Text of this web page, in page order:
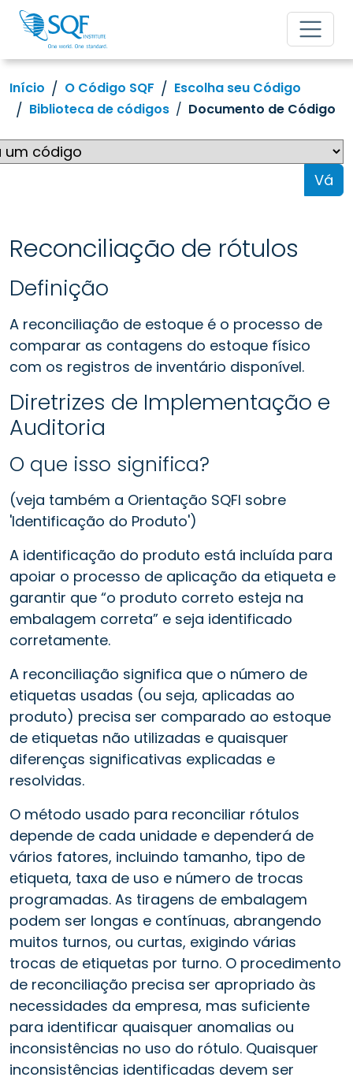
Início O Código SQF
Escolha seu Código
Biblioteca de códigos
Documento de Código
Vá
Reconciliação de rótulos
Definição
A reconciliação de estoque é o processo de
comparar as contagens do estoque físico
com os registros de inventário disponível.
Diretrizes de Implementação e
Auditoria
O que isso significa?
(veja também a Orientação SQFI sobre
'Identificação do Produto')
A identificação do produto está incluída para
apoiar o processo de aplicação da etiqueta e
garantir que “o produto correto esteja na
embalagem correta” e seja identificado
corretamente.
A reconciliação significa que o número de
etiquetas usadas (ou seja, aplicadas ao
produto) precisa ser comparado ao estoque
de etiquetas não utilizadas e quaisquer
diferenças significativas explicadas e
resolvidas.
O método usado para reconciliar rótulos
depende de cada unidade e dependerá de
vários fatores, incluindo tamanho, tipo de
etiqueta, taxa de uso e número de trocas
programadas. As tiragens de embalagem
podem ser longas e contínuas, abrangendo
muitos turnos, ou curtas, exigindo várias
trocas de etiquetas por turno. O procedimento
de reconciliação precisa ser apropriado às
necessidades da empresa, mas suficiente
para identificar quaisquer anomalias ou
inconsistências no uso do rótulo. Quaisquer
inconsistências identificadas devem ser